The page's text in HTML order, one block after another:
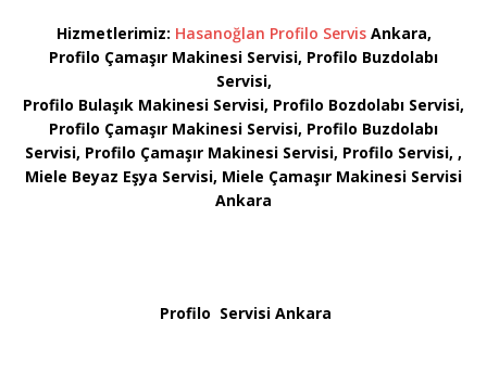
Hizmetlerimiz: Hasanoğlan Profilo ServisAnkara,
Profilo Çamaşır Makinesi Servisi, Profilo Buzdolabı
Servisi,
Profilo Bulaşık Makinesi Servisi, Profilo Bozdolabı Servisi,
Profilo Çamaşır Makinesi Servisi, Profilo Buzdolabı
Servisi, Profilo Çamaşır Makinesi Servisi, Profilo Servisi, ,
Miele Beyaz Eşya Servisi, Miele Çamaşır Makinesi Servisi
Ankara
Profilo Servisi Ankara